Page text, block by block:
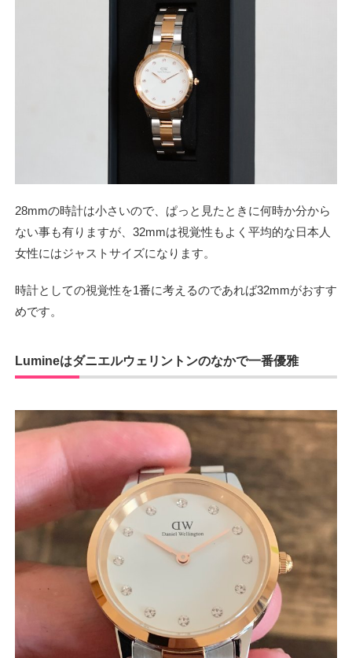
28mmの時計は小さいので、ぱっと見たときに何時か分から
ない事も有りますが、32mmは視覚性もよく平均的な日本人
女性にはジャストサイズになります。
時計としての視覚性を1番に考えるのであれば32mmがおすす
めです。
Lumineはダニエルウェリントンのなかで一番優雅